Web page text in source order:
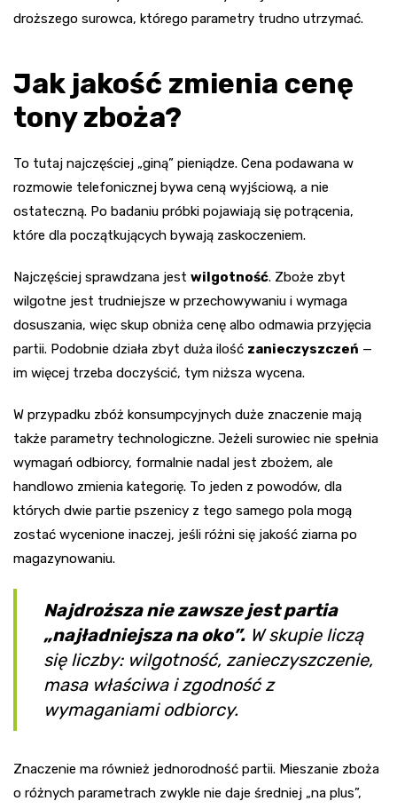
droższego surowca, którego parametry trudno utrzymać.
Jak jakość zmienia cenę
tony zboża?
To tutaj najczęściej „giną” pieniądze. Cena podawana w
rozmowie telefonicznej bywa ceną wyjściową, a nie
ostateczną. Po badaniu próbki pojawiają się potrącenia,
które dla początkujących bywają zaskoczeniem.
Najczęściej sprawdzana jest wilgotność. Zboże zbyt
wilgotne jest trudniejsze w przechowywaniu i wymaga
dosuszania, więc skup obniża cenę albo odmawia przyjęcia
partii. Podobnie działa zbyt duża ilość zanieczyszczeń —
im więcej trzeba doczyścić, tym niższa wycena.
W przypadku zbóż konsumpcyjnych duże znaczenie mają
także parametry technologiczne. Jeżeli surowiec nie spełnia
wymagań odbiorcy, formalnie nadal jest zbożem, ale
handlowo zmienia kategorię. To jeden z powodów, dla
których dwie partie pszenicy z tego samego pola mogą
zostać wycenione inaczej, jeśli różni się jakość ziarna po
magazynowaniu.
Najdroższa nie zawsze jest partia
„najładniejsza na oko”. W skupie liczą
się liczby: wilgotność, zanieczyszczenie,
masa właściwa i zgodność z
wymaganiami odbiorcy.
Znaczenie ma również jednorodność partii. Mieszanie zboża
o różnych parametrach zwykle nie daje średniej „na plus”,